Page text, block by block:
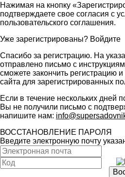
Нажимая на кнопку
подтверждаете свое согласия с
пользовательского соглашения.
Уже зарегистрированы? Войдите
Спасибо за регистрацию. На
отправлено письмо с
сможете закончить регистрацию
сайта для зарегистрированных
Если в течение нескольких дней
Вы не получили письмо с
напишите нам:
ВОССТАНОВЛЕНИЕ ПАРОЛЯ
Введите электронную почту